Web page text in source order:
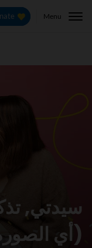
Menu
سيدتي,
(أي الصورة الشعاعية للثدي)